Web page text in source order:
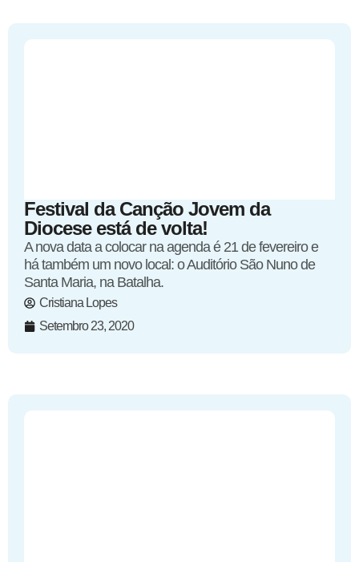
Festival da Canção Jovem da
Diocese está de volta!
A nova data a colocar na agenda é 21 de fevereiro e
há também um novo local: o Auditório São Nuno de
Santa Maria, na Batalha.
Cristiana Lopes
Setembro 23, 2020